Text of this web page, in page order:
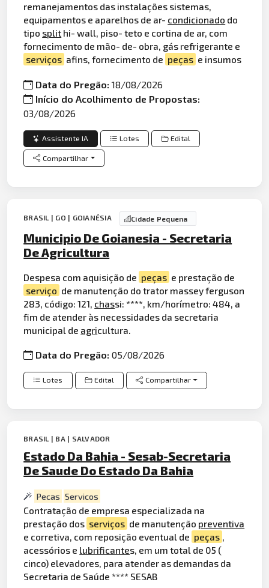
remanejamentos das instalações sistemas,
equipamentos e aparelhos de ar- condicionado do
tipo split hi- wall, piso- teto e cortina de ar, com
fornecimento de mão- de- obra, gás refrigerante e
serviços afins, fornecimento de peças e insumos
Data do Pregão:18/08/2026
Início do Acolhimento de Propostas:
03/08/2026
Assistente IA Lotes Edital
Compartilhar
BRASIL | GO | GOIANÉSIA Cidade Pequena
Municipio De Goianesia - Secretaria
De Agricultura
Despesa com aquisição de peças e prestação de
serviço de manutenção do trator massey ferguson
283, código: 121, chassi: ****, km/horímetro: 484, a
fim de atender às necessidades da secretaria
municipal de agricultura.
Data do Pregão:05/08/2026
Lotes Edital Compartilhar
BRASIL | BA | SALVADOR
Estado Da Bahia - Sesab-Secretaria
De Saude Do Estado Da Bahia
Pecas Servicos
Contratação de empresa especializada na
prestação dos serviços de manutenção preventiva
e corretiva, com reposição eventual de peças
acessórios e lubrificantes, em um total de 05 (
cinco) elevadores, para atender as demandas da
Secretaria de Saúde **** SESAB